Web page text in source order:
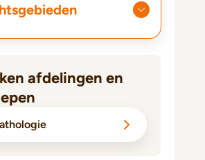
afdelingen en